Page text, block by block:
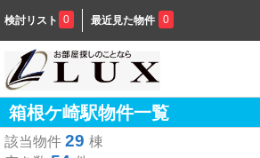
検討リスト 0 最近見た物件 0
箱根ケ崎駅物件一覧
該当物件 29 棟